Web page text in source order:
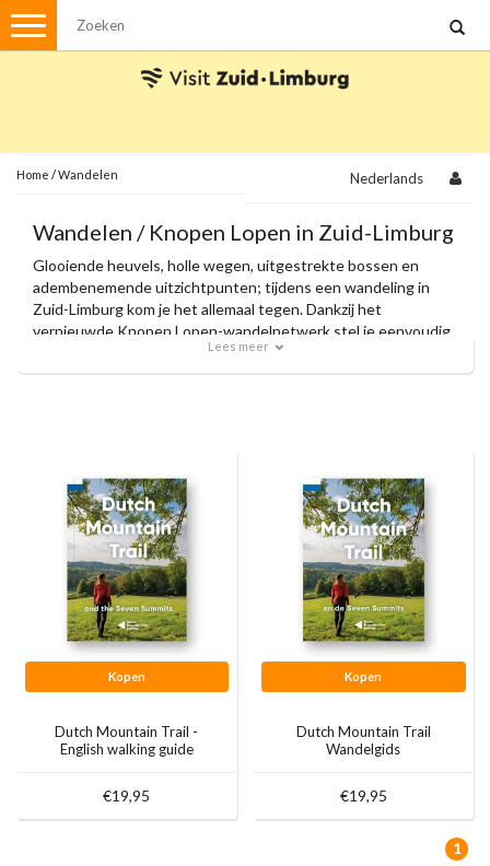
Menu
Met de auto
Visvergunningen
Brochures en kaarten
Plattegronden
Uit de streek
Ansichtkaarten
Home /Wandelen Nederlands
Wandelen / Knopen Lopen in Zuid-Limburg
Glooiende heuvels, holle wegen, uitgestrekte bossen en
adembenemende uitzichtpunten; tijdens een wandeling in
Zuid-Limburg kom je het allemaal tegen. Dankzij het
vernieuwde Knopen Lopen-wandelnetwerk stel je eenvoudig
je eigen route samen en volg je moeiteloos de knooppunten.
Met onze officiële wandelkaarten en zorgvuldig
Lees meer
Kopen
Dutch Mountain Trail -
English walking guide
€19,95
Kopen
Dutch Mountain Trail
Wandelgids
€19,95
1